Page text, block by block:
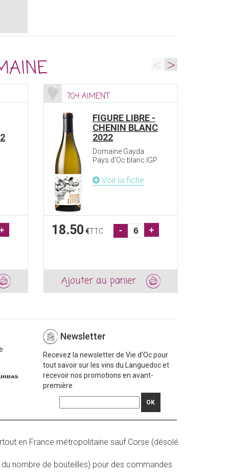
<
704 AIMENT
FIGURE LIBRE -
CHENIN BLANC
2022
Domaine Gayda
Pays d'Oc blanc IGP
Voir la fiche
18.50 €TTC - +
Ajouter au panier
>
Newsletter
Recevez la newsletter de Vie d'Oc pour
tout savoir sur les vins du Languedoc et
recevoir nos promotions en avant-
première
OK
en France métropolitaine sauf Corse (désolé
nombre de bouteilles) pour des commandes